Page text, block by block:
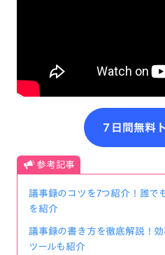
７日間無料
参考記事
議事録のコツを7つ紹介！誰で
を紹介
議事録の書き方を徹底解説！
ツールも紹介